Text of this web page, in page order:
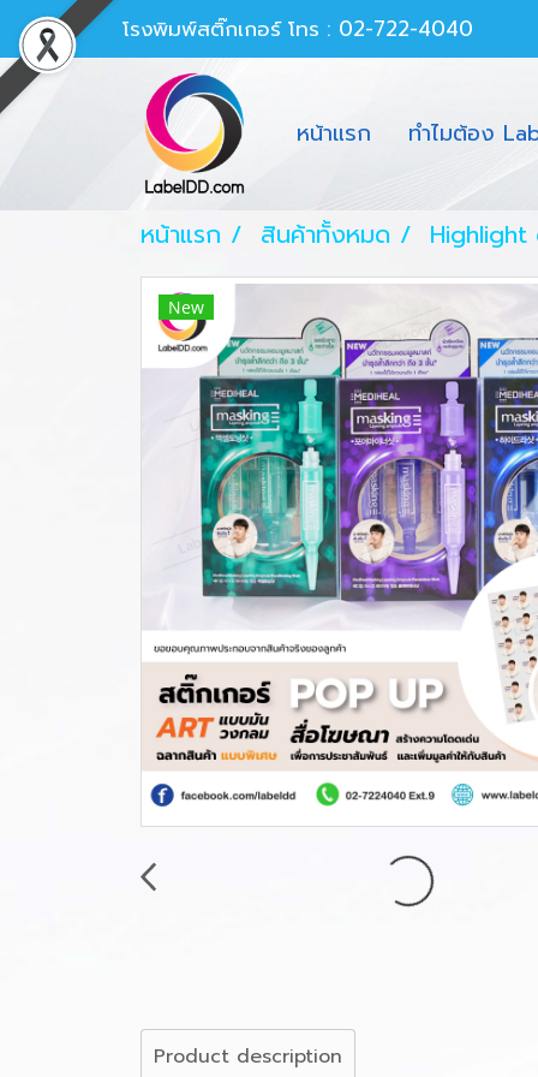
โรงพิมพ์สติ๊กเกอร์โทร : 02-722-4040
หน้าแรก ทำไมต้อง
หน้าแรก สินค้าทั้งหมด
New
Product description